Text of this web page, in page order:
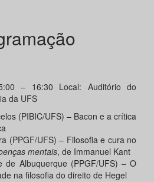
– 16:30 Local: Auditório do
da UFS
(PIBIC/UFS) – Bacon e a crítica
(PPGF/UFS) – Filosofia e cura no
mentais, de Immanuel Kant
de Albuquerque (PPGF/UFS) – O
na filosofia do direito de Hegel